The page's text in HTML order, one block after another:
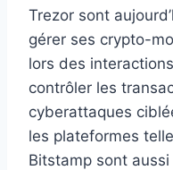
Trezor sont
gérer ses crypto-
lors des
contrôler les
cyberattaques
les plateformes
Bitstamp sont